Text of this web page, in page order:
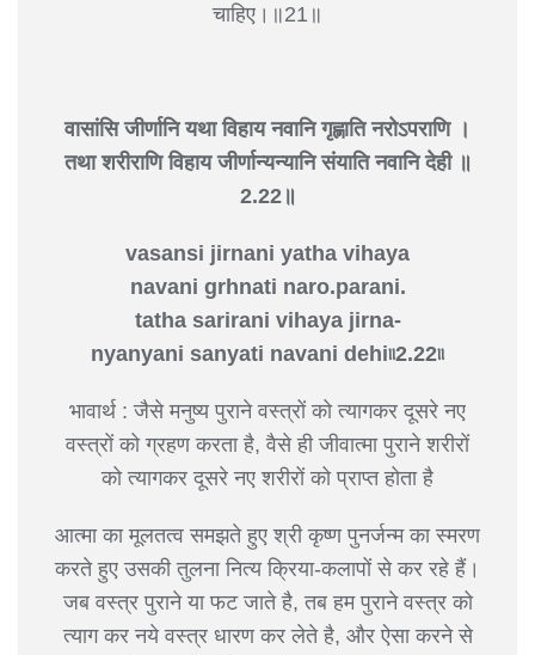
चाहिए।॥21॥
वासांसि जीर्णानि यथा विहायनवानि गृह्णाति नरोऽपराणि ।
तथा शरीराणि विहाय जीर्णान्यन्यानि संयाति नवानि देही ॥
2.22॥
vasansi jirnani yatha vihaya
navani grhnati naro.parani.
tatha sarirani vihaya jirna-
nyanyani sanyati navani dehi৷৷2.22৷৷
भावार्थ : जैसे मनुष्य पुराने वस्त्रों को त्यागकर दूसरे नए
वस्त्रों को ग्रहण करता है, वैसे ही जीवात्मा पुराने शरीरों
को त्यागकर दूसरे नए शरीरों को प्राप्त होता है
आत्मा का मूलतत्व समझते हुए श्री कृष्ण पुनर्जन्म का स्मरण
करते हुए उसकी तुलना नित्य क्रिया-कलापों से कर रहे हैं।
जब वस्त्र पुराने या फट जाते है, तब हम पुराने वस्त्र को
त्याग कर नये वस्त्र धारण कर लेते है, और ऐसा करने से